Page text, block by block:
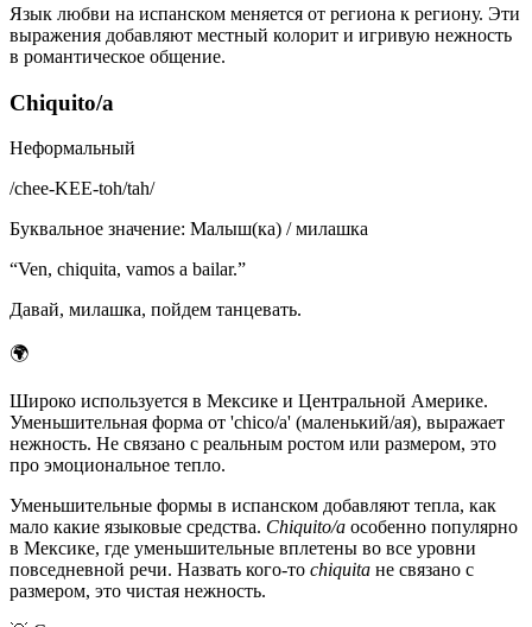
Язык любви на испанском меняется от региона к региону. Эти
выражения добавляют местный колорит и игривую нежность
в романтическое общение.
Chiquito/a
Неформальный
/chee-KEE-toh/tah/
Буквальное значение: Малыш(ка) / милашка
“Ven, chiquita, vamos a bailar.”
Давай, милашка, пойдем танцевать.
🌍
Широко используется в Мексике и Центральной Америке.
Уменьшительная форма от 'chico/a' (маленький/ая), выражает
нежность. Не связано с реальным ростом или размером, это
про эмоциональное тепло.
Уменьшительные формы в испанском добавляют тепла, как
мало какие языковые средства. Chiquito/a особенно популярно
в Мексике, где уменьшительные вплетены во все уровни
повседневной речи. Назвать кого-то chiquita не связано с
размером, это чистая нежность.